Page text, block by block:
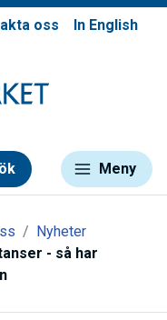
oss In English
Meny
Nyheter
- så har